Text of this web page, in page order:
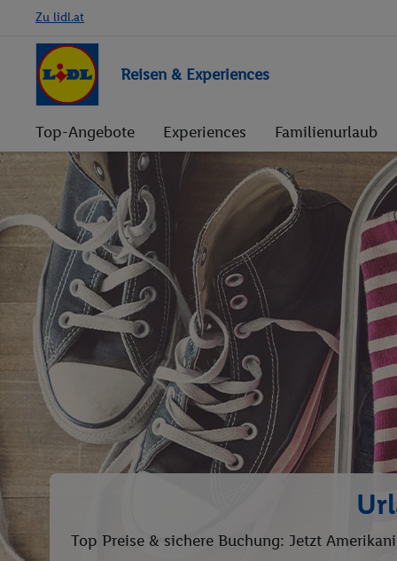
Zu lidl.at
Reisen & Experiences
Top-Angebote Experiences Familienurlaub
Top Preise & sichere Buchung: Jetzt